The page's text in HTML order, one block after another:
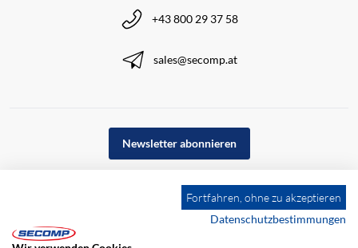
+43 800 29 37 58
sales@secomp.at
Newsletter abonnieren
Fortfahren, ohne zu akzeptieren
Datenschutzbestimmungen